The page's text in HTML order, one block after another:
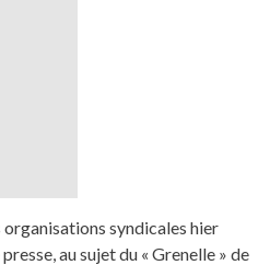
organisations syndicales hier
au sujet du « Grenelle » de